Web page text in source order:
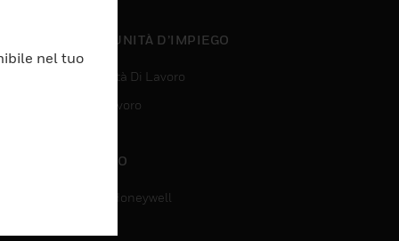
OPPORTUNITÀ D’IMPIEGO
Opportunità Di Lavoro
Ricerca Lavoro
CONTATTO
Contatta Honeywell
nel tuo